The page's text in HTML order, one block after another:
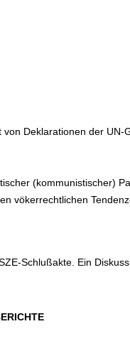
Deklarationen der UN-
(kommunistischer)
vökerrechtlichen
Schlußakte. Ein